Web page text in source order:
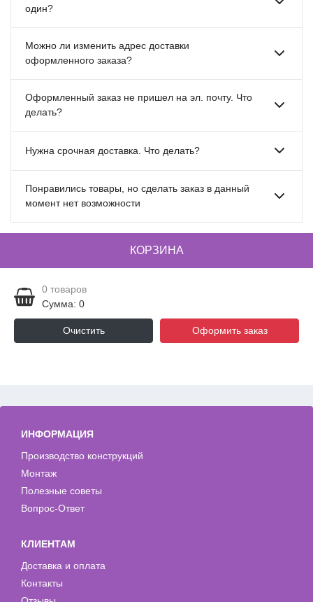
один?
Можно ли изменить адрес доставки
оформленного заказа?
Оформленный заказ не пришел на эл. почту. Что
делать?
Нужна срочная доставка. Что делать?
Понравились товары, но сделать заказ в данный
момент нет возможности
КОРЗИНА
0 товаров
Сумма: 0
Очистить Оформить заказ
ИНФОРМАЦИЯ
Производство конструкций
Монтаж
Полезные советы
Вопрос-Ответ
КЛИЕНТАМ
Доставка и оплата
Контакты